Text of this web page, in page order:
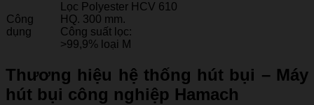
Công
dụng
Lọc Polyester HCV 610
HQ. 300 mm.
Công suất lọc:
>99,9% loại M
Thương hiệu hệ thống hút bụi – Máy
hút bụi công nghiệp Hamach